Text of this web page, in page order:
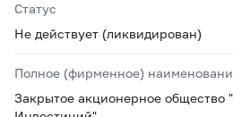
Статус
Не действует (ликвидирован)
Полное (фирменное)
Закрытое акционерное общество